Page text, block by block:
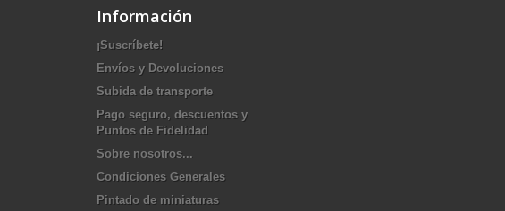
Información
¡Suscríbete!
Envíos y Devoluciones
Subida de transporte
Pago seguro, descuentos y
Puntos de Fidelidad
Sobre nosotros...
Condiciones Generales
Pintado de miniaturas